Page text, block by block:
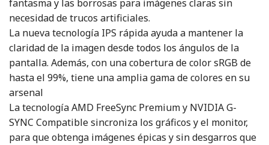
fantasma y las borrosas para imágenes claras sin
necesidad de trucos artificiales.
La nueva tecnología IPS rápida ayuda a mantener la
claridad de la imagen desde todos los ángulos de la
pantalla. Además, con una cobertura de color sRGB de
hasta el 99%, tiene una amplia gama de colores en su
arsenal
La tecnología AMD FreeSync Premium y NVIDIA G-
SYNC Compatible sincroniza los gráficos y el monitor,
para que obtenga imágenes épicas y sin desgarros que